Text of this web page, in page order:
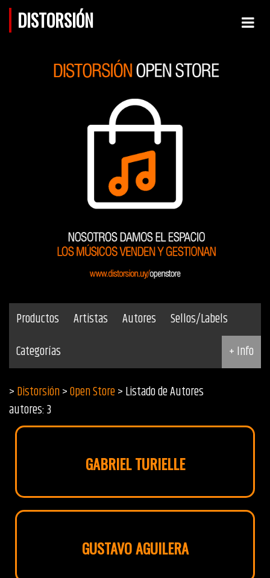
DISTORSIÓN
Productos Artistas Autores
Sellos/Labels
Categorías
+ Info
>Distorsión>Open Store> Listado de Autores
autores: 3
GABRIEL TURIELLE
GUSTAVO AGUILERA